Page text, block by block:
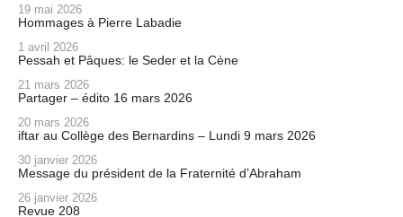
19 mai 2026
Hommages à Pierre Labadie
1 avril 2026
Pessah et Pâques: le Seder et la Cène
21 mars 2026
Partager – édito 16 mars 2026
20 mars 2026
iftar au Collège des Bernardins – Lundi 9 mars 2026
30 janvier 2026
Message du président de la Fraternité d’Abraham
26 janvier 2026
Revue 208